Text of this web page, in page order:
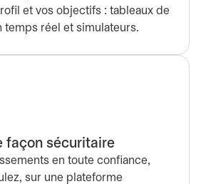
et vos objectifs : tableaux de
temps réel et simulateurs.
façon sécuritaire
en toute confiance,
sur une plateforme